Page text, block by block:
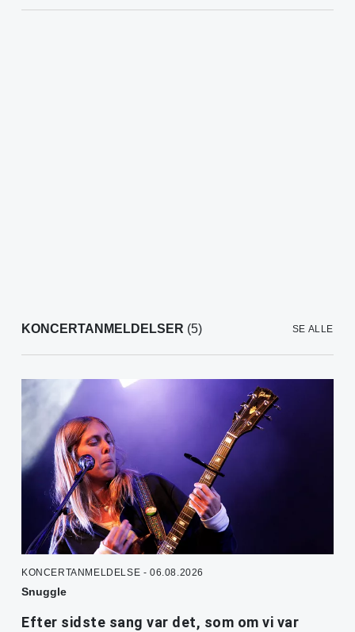
KONCERTANMELDELSER (5) SE ALLE
KONCERTANMELDELSE - 06.08.2026
Snuggle
Efter sidste sang var det, som om vi var